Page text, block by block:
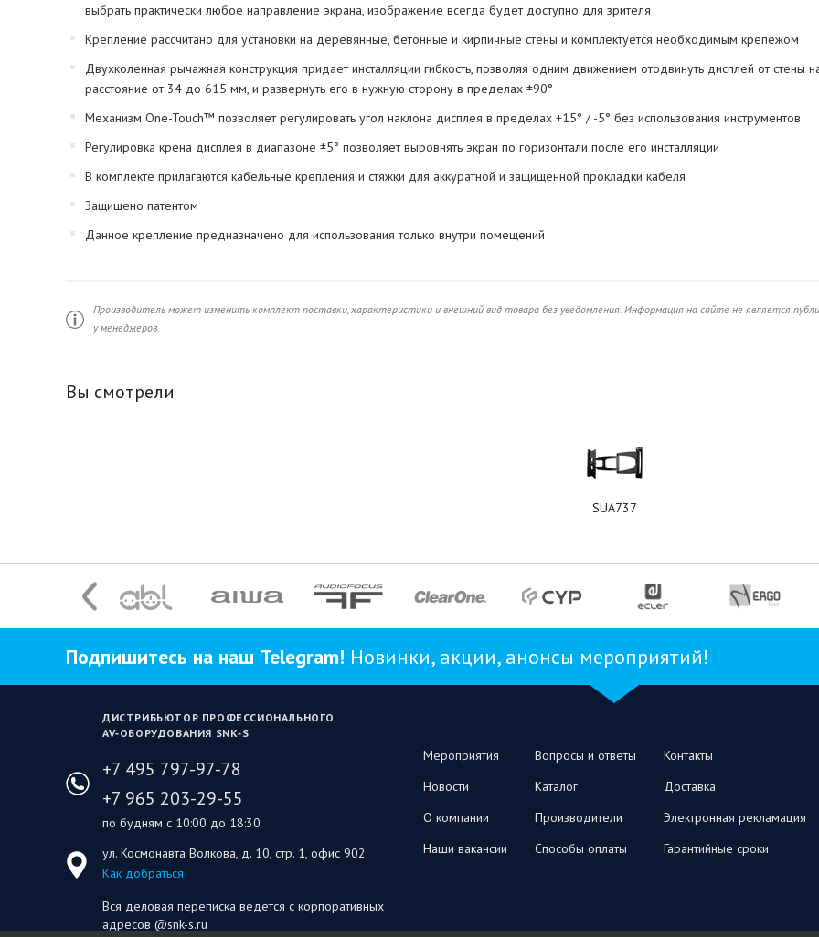
выбрать практически любое направление экрана, изображение всегда будет доступно для зрителя
Крепление рассчитано для установки на деревянные, бетонные и кирпичные стены и комплектуется необходимым крепежом
Двухколенная рычажная конструкция придает инсталляции гибкость, позволяя одним движением отодвинуть дисплей от стены
расстояние от 34 до 615 мм, и развернуть его в нужную сторону в пределах ±90°
Механизм One-Touch™ позволяет регулировать угол наклона дисплея в пределах +15° / -5° без использования инструментов
Регулировка крена дисплея в диапазоне ±5° позволяет выровнять экран по горизонтали после его инсталляции
В комплекте прилагаются кабельные крепления и стяжки для аккуратной и защищенной прокладки кабеля
Защищено патентом
Данное крепление предназначено для использования только внутри помещений
Производитель может изменить комплект поставки, характеристики и внешний вид товара без уведомления. Информация на сайте не является
у менеджеров.
Вы смотрели
SUA737
Подпишитесь на наш Telegram! Новинки, акции, анонсы мероприятий!
ДИСТРИБЬЮТОР ПРОФЕССИОНАЛЬНОГО
AV‑ОБОРУДОВАНИЯ SNK‑S
+7 495 797-97-78
+7 965 203-29-55
по будням с 10:00 до 18:30
ул. Космонавта Волкова, д. 10, стр. 1, офис 902
Как добраться
Вся деловая переписка ведется с корпоративных
адресов @snk-s.ru
Мероприятия
Новости
О компании
Наши вакансии
Вопросы и ответы
Каталог
Производители
Способы оплаты
Контакты
Доставка
Электронная рекламация
Гарантийные сроки